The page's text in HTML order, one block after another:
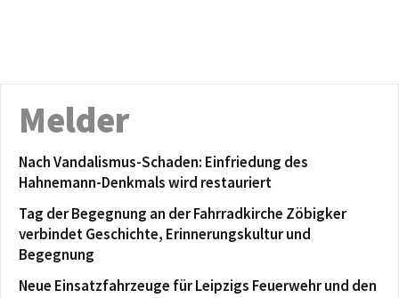
Melder
Nach Vandalismus-Schaden: Einfriedung des
Hahnemann-Denkmals wird restauriert
Tag der Begegnung an der Fahrradkirche Zöbigker
verbindet Geschichte, Erinnerungskultur und
Begegnung
Neue Einsatzfahrzeuge für Leipzigs Feuerwehr und den